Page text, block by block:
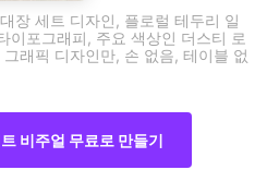
장 세트 디자인, 플로럴 테두리 일
이포그래피, 주요 색상인 더스티 로
래픽 디자인만, 손 없음, 테이블 없
비주얼 무료로 만들기